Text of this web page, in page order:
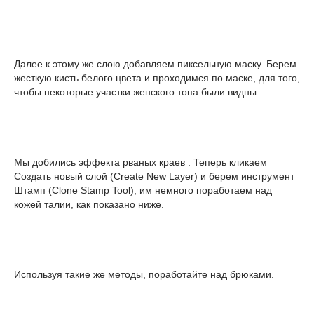
Далее к этому же слою добавляем пиксельную маску. Берем
жесткую кисть белого цвета и проходимся по маске, для того,
чтобы некоторые участки женского топа были видны.
Мы добились эффекта рваных краев . Теперь кликаем
Создать новый слой (Create New Layer) и берем инструмент
Штамп (Clone Stamp Tool), им немного поработаем над
кожей талии, как показано ниже.
Используя такие же методы, поработайте над брюками.